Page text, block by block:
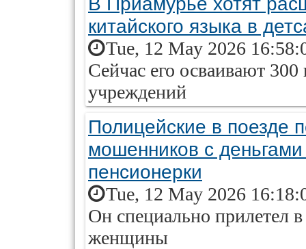
китайского языка в
Tue, 12 May 2026
Сейчас его осваивают
учреждений
Полицейские в поезде
мошенников с
пенсионерки
Tue, 12 May 2026
Он специально прилетел
женщины